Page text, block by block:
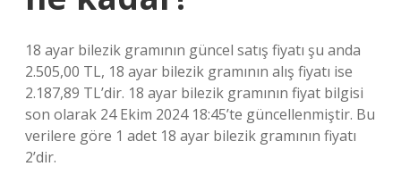
18 ayar bilezik gramının güncel satış fiyatı şu anda
2.505,00 TL, 18 ayar bilezik gramının alış fiyatı ise
2.187,89 TL’dir. 18 ayar bilezik gramının fiyat bilgisi
son olarak 24 Ekim 2024 18:45’te güncellenmiştir. Bu
verilere göre 1 adet 18 ayar bilezik gramının fiyatı
2’dir.